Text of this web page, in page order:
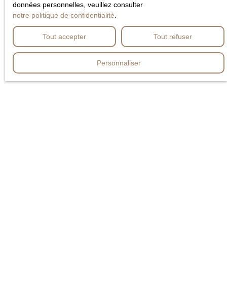
données personnelles, veuillez consulter
notre politique de confidentialité
Tout accepter Tout refuser
Personnaliser